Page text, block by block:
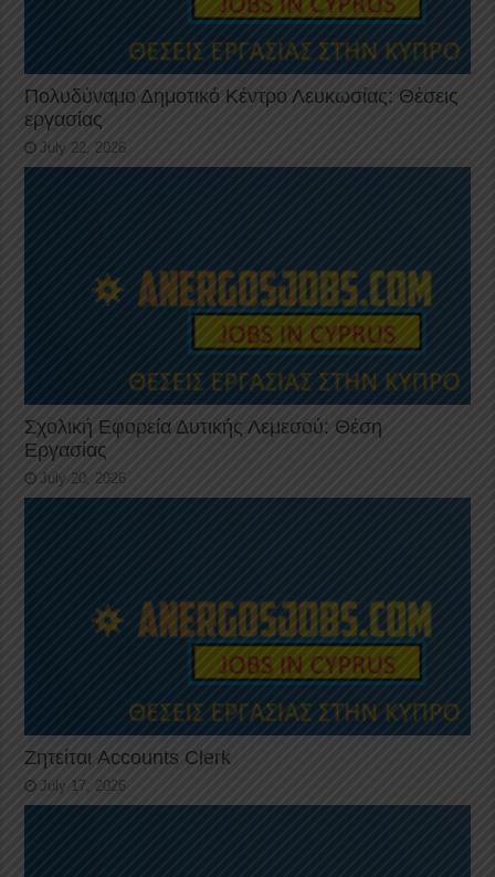
Πολυδύναμο Δημοτικό Κέντρο Λευκωσίας: Θέσεις
εργασίας
July 22, 2026
Σχολική Εφορεία Δυτικής Λεμεσού: Θέση
Εργασίας
July 20, 2026
Ζητείται Accounts Clerk
July 17, 2026